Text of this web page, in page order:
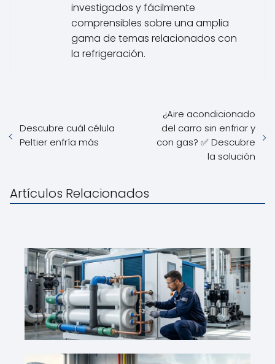
investigados y fácilmente
comprensibles sobre una amplia
gama de temas relacionados con
la refrigeración.
Descubre cuál célula
Peltier enfría más
¿Aire acondicionado
del carro sin enfriar y
con gas? ✅ Descubre
la solución
Artículos Relacionados